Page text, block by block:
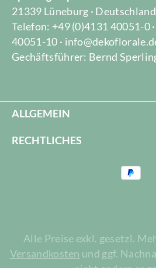
21339 Lüneburg · Deutschland
Telefon: +49 (0)4131 40051-0
40051-10 ·
Gechäftsführer: Bernd
ALLGEMEIN
RECHTLICHES
Alle Preise exkl. gesetzl.
Versandkosten und ggf.